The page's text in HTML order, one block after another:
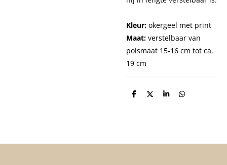
Kleur: okergeel met print
Maat: verstelbaar van
polsmaat 15-16 cm tot ca.
19 cm
D
D
S
D